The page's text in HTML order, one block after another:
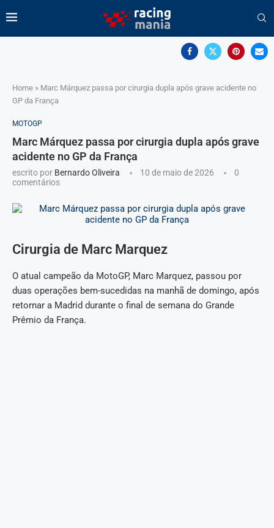
Home » Marc Márquez passa por cirurgia dupla após grave acidente no
GP da França
MOTOGP
Marc Márquez passa por cirurgia dupla após grave
acidente no GP da França
escrito por Bernardo Oliveira 10 de maio de 2026
0
comentários
Cirurgia de Marc Marquez
O atual campeão da MotoGP, Marc Marquez, passou por
duas operações bem-sucedidas na manhã de domingo, após
retornar a Madrid durante o final de semana do Grande
Prêmio da França.